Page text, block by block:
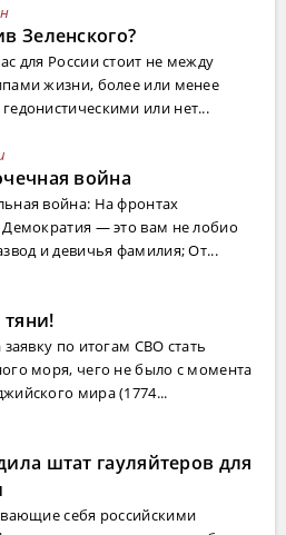
Зеленского?
для России стоит не между
жизни, более или менее
или нет...
война
война: На фронтах
— это вам не лобио
и девичья фамилия; От...
тяни!
заявку по итогам СВО стать
моря, чего не было с момента
мира (1774...
штат гауляйтеров для
себя российскими